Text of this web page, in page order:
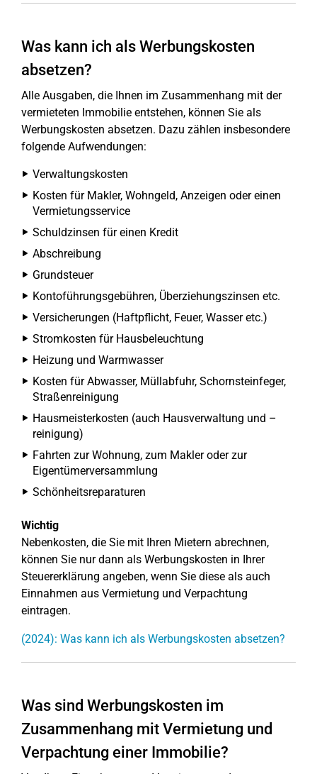
Was kann ich als Werbungskosten
absetzen?
Alle Ausgaben, die Ihnen im Zusammenhang mit der
vermieteten Immobilie entstehen, können Sie als
Werbungskosten absetzen. Dazu zählen insbesondere
folgende Aufwendungen:
Verwaltungskosten
Kosten für Makler, Wohngeld, Anzeigen oder einen
Vermietungsservice
Schuldzinsen für einen Kredit
Abschreibung
Grundsteuer
Kontoführungsgebühren, Überziehungszinsen etc.
Versicherungen (Haftpflicht, Feuer, Wasser etc.)
Stromkosten für Hausbeleuchtung
Heizung und Warmwasser
Kosten für Abwasser, Müllabfuhr, Schornsteinfeger,
Straßenreinigung
Hausmeisterkosten (auch Hausverwaltung und –
reinigung)
Fahrten zur Wohnung, zum Makler oder zur
Eigentümerversammlung
Schönheitsreparaturen
Wichtig
Nebenkosten, die Sie mit Ihren Mietern abrechnen,
können Sie nur dann als Werbungskosten in Ihrer
Steuererklärung angeben, wenn Sie diese als auch
Einnahmen aus Vermietung und Verpachtung
eintragen.
(2024): Was kann ich als Werbungskosten absetzen?
Was sind Werbungskosten im
Zusammenhang mit Vermietung und
Verpachtung einer Immobilie?